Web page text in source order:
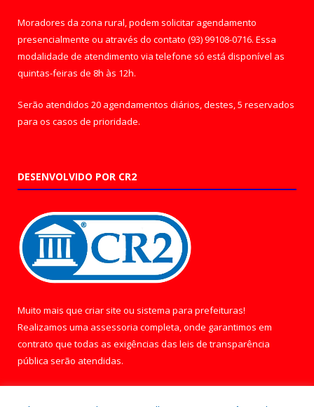
Moradores da zona rural, podem solicitar agendamento
presencialmente ou através do contato (93) 99108-0716. Essa
modalidade de atendimento via telefone só está disponível as
quintas-feiras de 8h às 12h.
Serão atendidos 20 agendamentos diários, destes, 5 reservados
para os casos de prioridade.
DESENVOLVIDO POR CR2
Muito mais que criar site ou sistema para prefeituras!
Realizamos uma assessoria completa, onde garantimos em
contrato que todas as exigências das leis de transparência
pública serão atendidas.